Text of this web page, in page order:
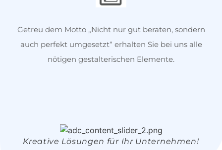
Getreu dem Motto „Nicht nur gut beraten, sondern
auch perfekt umgesetzt“ erhalten Sie bei uns alle
nötigen gestalterischen Elemente.
Kreative Lösungen für Ihr Unternehmen!